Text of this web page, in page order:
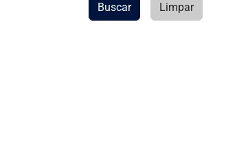
Buscar Limpar